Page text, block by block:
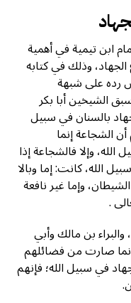
ابن تيمية في أهمية
وذلك في كتابه
رده على شبهة
الشيخين أبا بكر
بالسنان في سبيل
الشجاعة إنما
وإلا فالشجاعة إذا
الله، كانت: إما وبالا
وإما غير نافعة
.
بن مالك وأبي
صارت من فضائلهم
في سبيل الله؛ فإنهم